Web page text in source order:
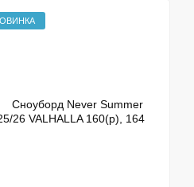
успішності
переваги класичного і
гарантує високу якість,